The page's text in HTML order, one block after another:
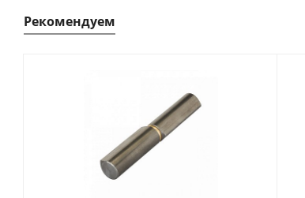
Рекомендуем